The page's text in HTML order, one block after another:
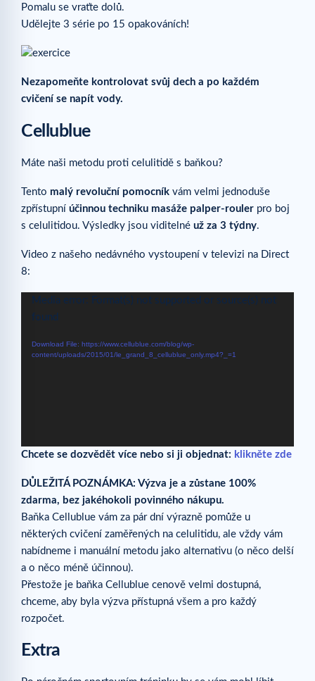
Pomalu se vraťte dolů.
Udělejte 3 série po 15 opakováních!
Nezapomeňte kontrolovat svůj dech a po každém
cvičení se napít vody.
Cellublue
Máte naši metodu proti celulitidě s baňkou?
Tento malý revoluční pomocník vám velmi jednoduše
zpřístupní účinnou techniku masáže palper-rouler pro boj
s celulitidou. Výsledky jsou viditelné už za 3 týdny.
Video z našeho nedávného vystoupení v televizi na Direct
8:
Video
Player
Media error: Format(s) not supported or source(s) not
found
Download File: https://www.cellublue.com/blog/wp-
content/uploads/2015/01/le_grand_8_cellublue_only.mp4?_=1
Chcete se dozvědět více nebo si ji objednat: klikněte zde
DŮLEŽITÁ POZNÁMKA: Výzva je a zůstane 100%
zdarma, bez jakéhokoli povinného nákupu.
Baňka Cellublue vám za pár dní výrazně pomůže u
některých cvičení zaměřených na celulitidu, ale vždy vám
nabídneme i manuální metodu jako alternativu (o něco delší
a o něco méně účinnou).
Přestože je baňka Cellublue cenově velmi dostupná,
chceme, aby byla výzva přístupná všem a pro každý
rozpočet.
Extra